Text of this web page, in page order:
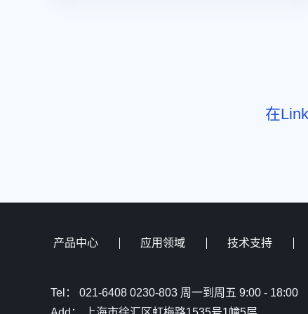
在
产品中心 应用领域 技术支持
Tel： 021-6408 0230-803 周一到周五 9:00 - 18:00